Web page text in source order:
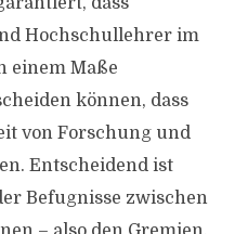
Hochschullehrer im
einem Maße
können, dass
von Forschung und
Entscheidend ist
Befugnisse zwischen